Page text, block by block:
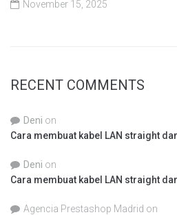
November 15, 2025
RECENT COMMENTS
Deni on
Cara membuat kabel LAN straight
Deni on
Cara membuat kabel LAN straight
Agencia Prestashop Madrid on